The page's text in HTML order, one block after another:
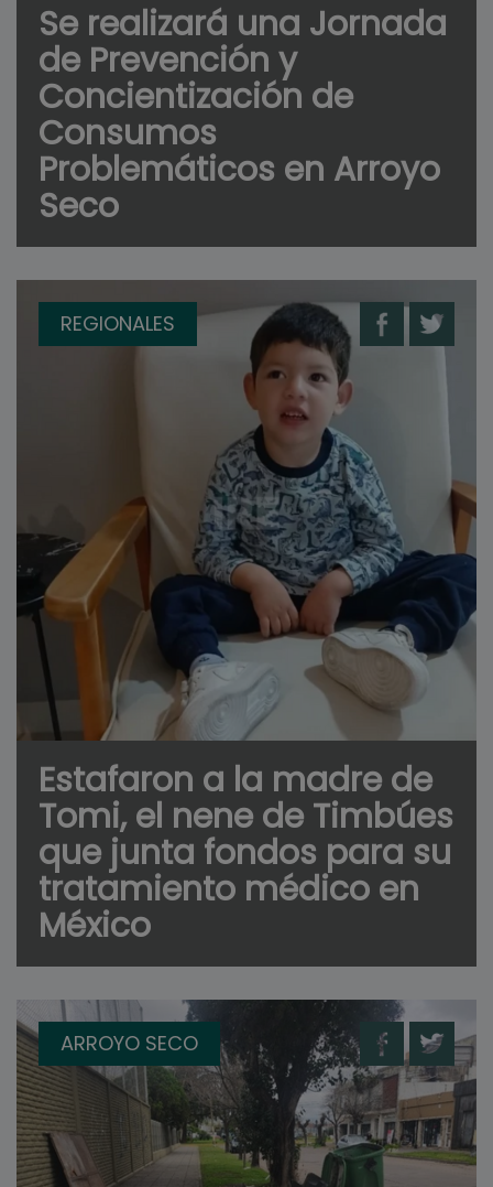
Se realizará una Jornada
de Prevención y
Concientización de
Consumos
Problemáticos en Arroyo
Seco
REGIONALES
Estafaron a la madre de
Tomi, el nene de Timbúes
que junta fondos para su
tratamiento médico en
México
ARROYO SECO